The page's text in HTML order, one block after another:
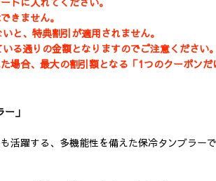
きません。
と、特典割引が適用されません。
る通りの金額となりますのでご注意ください。
場合、最大の割引額となる「1つのクーポンだ
」
活躍する、多機能性を備えた保冷タンブラ